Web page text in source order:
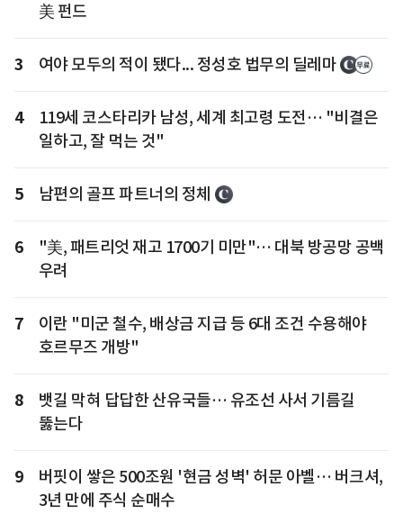
美 펀드
3 여야 모두의 적이 됐다... 정성호 법무의 딜레마
4
119세 코스타리카 남성, 세계 최고령 도전… "비결은
일하고, 잘 먹는 것"
5 남편의 골프 파트너의 정체
6
"美, 패트리엇 재고 1700기 미만"… 대북 방공망 공백
우려
7
이란 "미군 철수, 배상금 지급 등 6대 조건 수용해야
호르무즈 개방"
8
뱃길 막혀 답답한 산유국들… 유조선 사서 기름길
뚫는다
9
버핏이 쌓은 500조원 '현금 성벽' 허문 아벨… 버크셔,
3년 만에 주식 순매수